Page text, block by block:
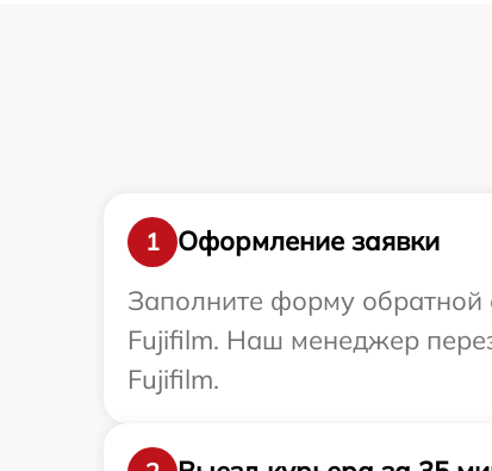
1
Оформление заявки
Заполните форму обратной
Fujifilm. Наш менеджер
Fujifilm.